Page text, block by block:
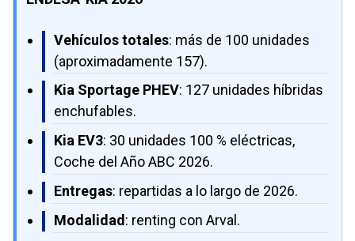
Vehículos totales: más de 100 unidades
(aproximadamente 157).
Kia Sportage PHEV: 127 unidades híbridas
enchufables.
Kia EV3: 30 unidades 100 % eléctricas,
Coche del Año ABC 2026.
Entregas: repartidas a lo largo de 2026.
Modalidad: renting con Arval.